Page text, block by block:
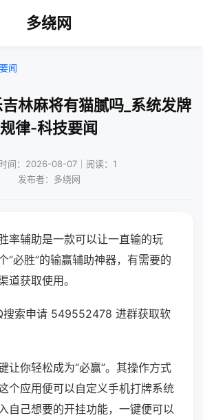
多绕网
闻
林麻将有猫腻吗_系统发牌
规律-科技要闻
间：2026-08-07｜阅读：1
发布者：多绕网
率辅助是一款可以让一直输的玩
“必胜”的输赢辅助神器，有需要的
道获取使用。
搜索申请 549552478 进群获取软
让你轻松成为“必赢”。其操作方式
个应用便可以自定义手机打牌系统
自己想要的开挂功能，一键便可以